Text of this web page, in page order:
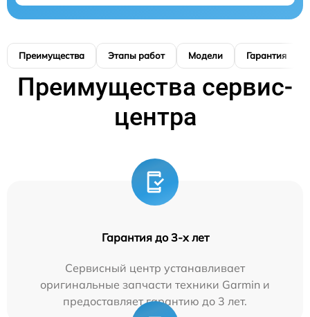
Преимущества Этапы работ Модели Гарантия
Преимущества сервис-
центра
Гарантия до 3-х лет
Сервисный центр устанавливает
оригинальные запчасти техники Garmin и
предоставляет гарантию до 3 лет.